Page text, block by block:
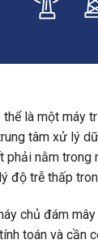
là một máy
tâm xử lý
nằm trong
độ trễ thấp
chủ đám
toán và cần